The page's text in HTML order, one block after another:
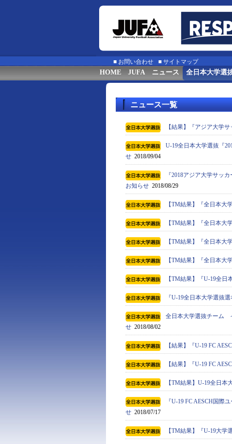
■ お問い合わせ ■ サイトマップ
HOME JUFA ニュース 全日本大学選
ニュース一覧
【結果】『アジア大学
U-19全日本大学選抜『
せ 2018/09/04
『2018アジア大学サッ
お知らせ 2018/08/29
【TM結果】『全日本大
【TM結果】『全日本大
【TM結果】『全日本大
【TM結果】『全日本大
【TM結果】『U-19全日
『U-19全日本大学選抜
全日本大学選抜チーム
せ 2018/08/02
【結果】『U-19 FC
【結果】『U-19 FC
【TM結果】U-19全日本
『U-19 FC AESCH国際
せ 2018/07/17
【TM結果】『U-19大学